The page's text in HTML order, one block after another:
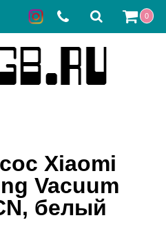
0
Xiaomi
Vacuum
белый